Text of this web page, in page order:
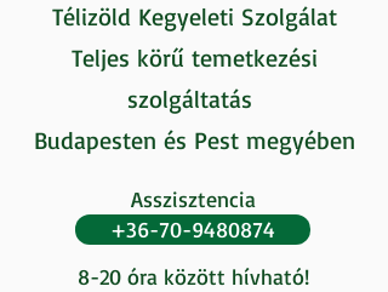
Télizöld Kegyeleti Szolgálat
Teljes körű temetkezési
szolgáltatás
Budapesten és Pest megyében
Asszisztencia
8-20 óra között hívható!
+36-70-9480874